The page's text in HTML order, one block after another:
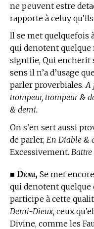
ne peuvent estre
rapporte à celuy
Il se met quelquefois
qui denotent quelque
signifie, Qui encherit
sens il n’a d’usage
parler proverbiales.A
trompeur, trompeur &
& demi.
On s’en sert aussi
de parler, En Diable &
Excessivement.
■ Demi, Se met
qui denotent quelque
participe à cette
Demi-Dieux, ceux
Divine, comme les